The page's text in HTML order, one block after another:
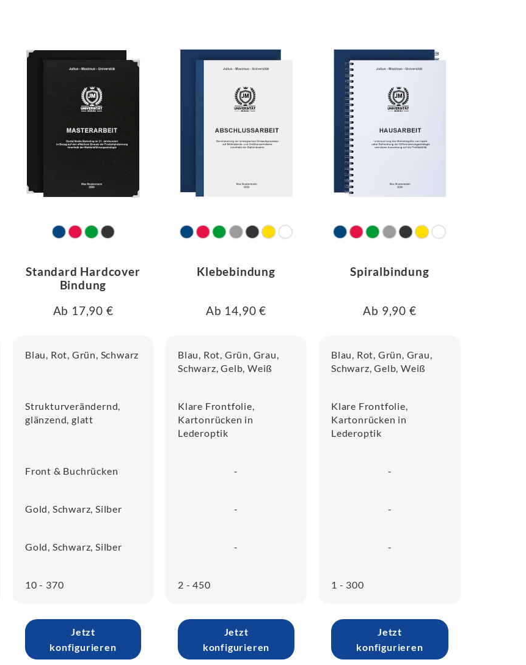
Standard Hardcover
Bindung
Klebebindung Spiralbindung
Ab 17,90 € Ab 14,90 € Ab 9,90 €
Blau, Rot, Grün, Schwarz
Blau, Rot, Grün, Grau,
Schwarz, Gelb, Weiß
Blau, Rot, Grün, Grau,
Schwarz, Gelb, Weiß
Strukturverändernd,
glänzend, glatt
Klare Frontfolie,
Kartonrücken in
Lederoptik
Klare Frontfolie,
Kartonrücken in
Lederoptik
Front & Buchrücken - -
Gold, Schwarz, Silber - -
Gold, Schwarz, Silber - -
10 - 370 2 - 450 1 - 300
Jetzt
konfigurieren
Jetzt
konfigurieren
Jetzt
konfigurieren